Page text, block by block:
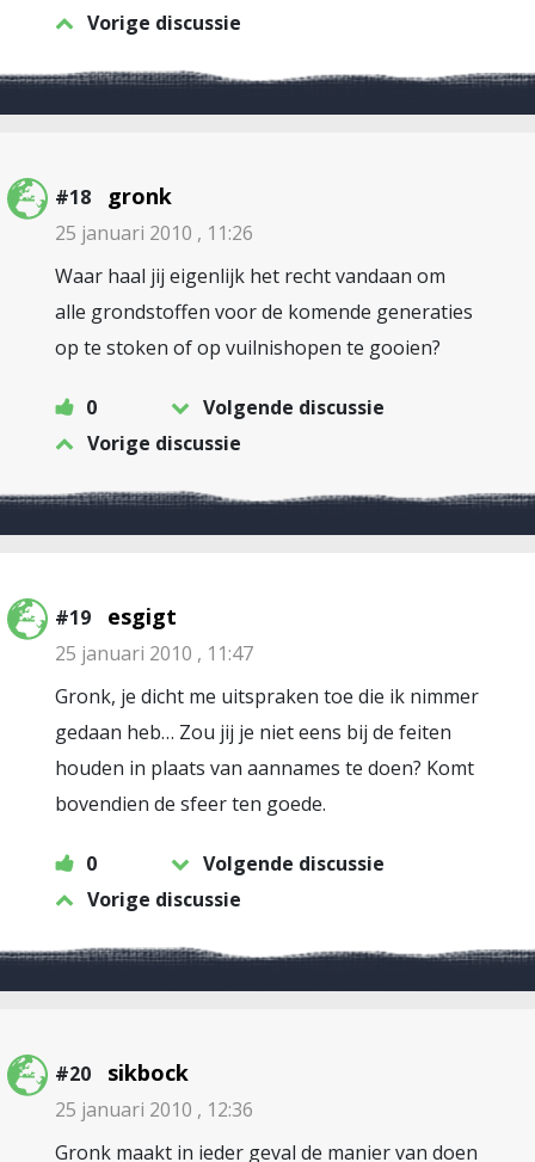
Vorige discussie
#18 gronk
25 januari 2010 , 11:26
Waar haal jij eigenlijk het recht vandaan om
alle grondstoffen voor de komende generaties
op te stoken of op vuilnishopen te gooien?
0
Volgende discussie
Vorige discussie
#19 esgigt
25 januari 2010 , 11:47
Gronk, je dicht me uitspraken toe die ik nimmer
gedaan heb… Zou jij je niet eens bij de feiten
houden in plaats van aannames te doen? Komt
bovendien de sfeer ten goede.
0
Volgende discussie
Vorige discussie
#20 sikbock
25 januari 2010 , 12:36
Gronk maakt in ieder geval de manier van doen